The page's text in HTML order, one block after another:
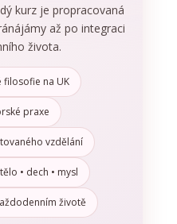
kurz je propracovaná
až po integraci
života.
filosofie na UK
praxe
vzdělání
• dech • mysl
životě